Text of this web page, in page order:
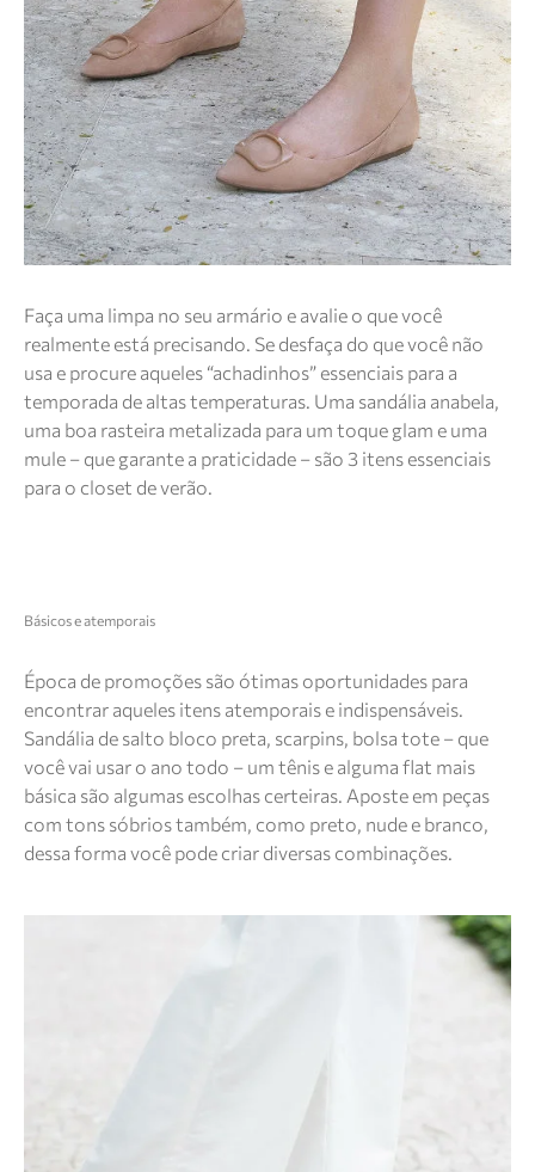
Faça uma limpa no seu armário e avalie o que você
realmente está precisando. Se desfaça do que você não
usa e procure aqueles “achadinhos” essenciais para a
temporada de altas temperaturas. Uma sandália anabela,
uma boa rasteira metalizada para um toque glam e uma
mule – que garante a praticidade – são 3 itens essenciais
para o closet de verão.
Básicos e atemporais
Época de promoções são ótimas oportunidades para
encontrar aqueles itens atemporais e indispensáveis.
Sandália de salto bloco preta, scarpins, bolsa tote – que
você vai usar o ano todo – um tênis e alguma flat mais
básica são algumas escolhas certeiras. Aposte em peças
com tons sóbrios também, como preto, nude e branco,
dessa forma você pode criar diversas combinações.